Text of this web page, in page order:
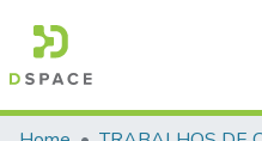
Communities & Collections